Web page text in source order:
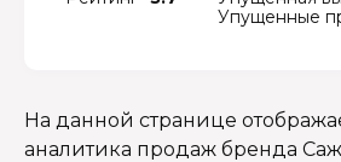
Упущенные
На данной странице
аналитика продаж бренда